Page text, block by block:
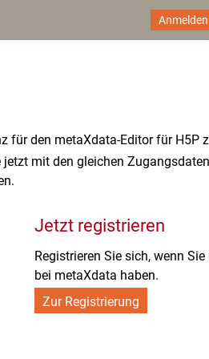
Anmelden
für den metaXdata-Editor für H5P
mit den gleichen
Jetzt registrieren
Registrieren Sie sich, wenn
bei metaXdata haben.
Zur Registrierung